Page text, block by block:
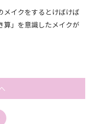
メイクをするとけばけば
算」を意識したメイクが